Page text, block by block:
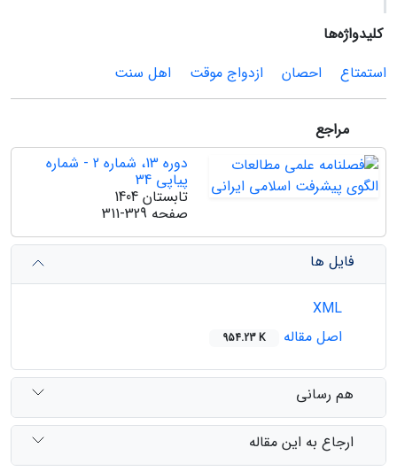
کلیدواژه‌ها
استمتاع
احصان ازدواج موقت اهل سنت
مراجع
دوره 13، شماره 2 - شماره
پیاپی 34
تابستان 1404
صفحه 311-329
فایل ها
اصل مقاله
954.23 K
هم رسانی
ارجاع به این مقاله